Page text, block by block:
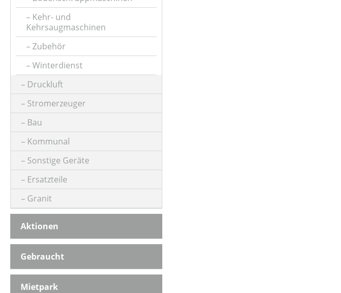
Kehr- und
Kehrsaugmaschinen
Zubehör
Winterdienst
Druckluft
Stromerzeuger
Bau
Kommunal
Sonstige Geräte
Ersatzteile
Granit
Aktionen
Gebraucht
Mietpark